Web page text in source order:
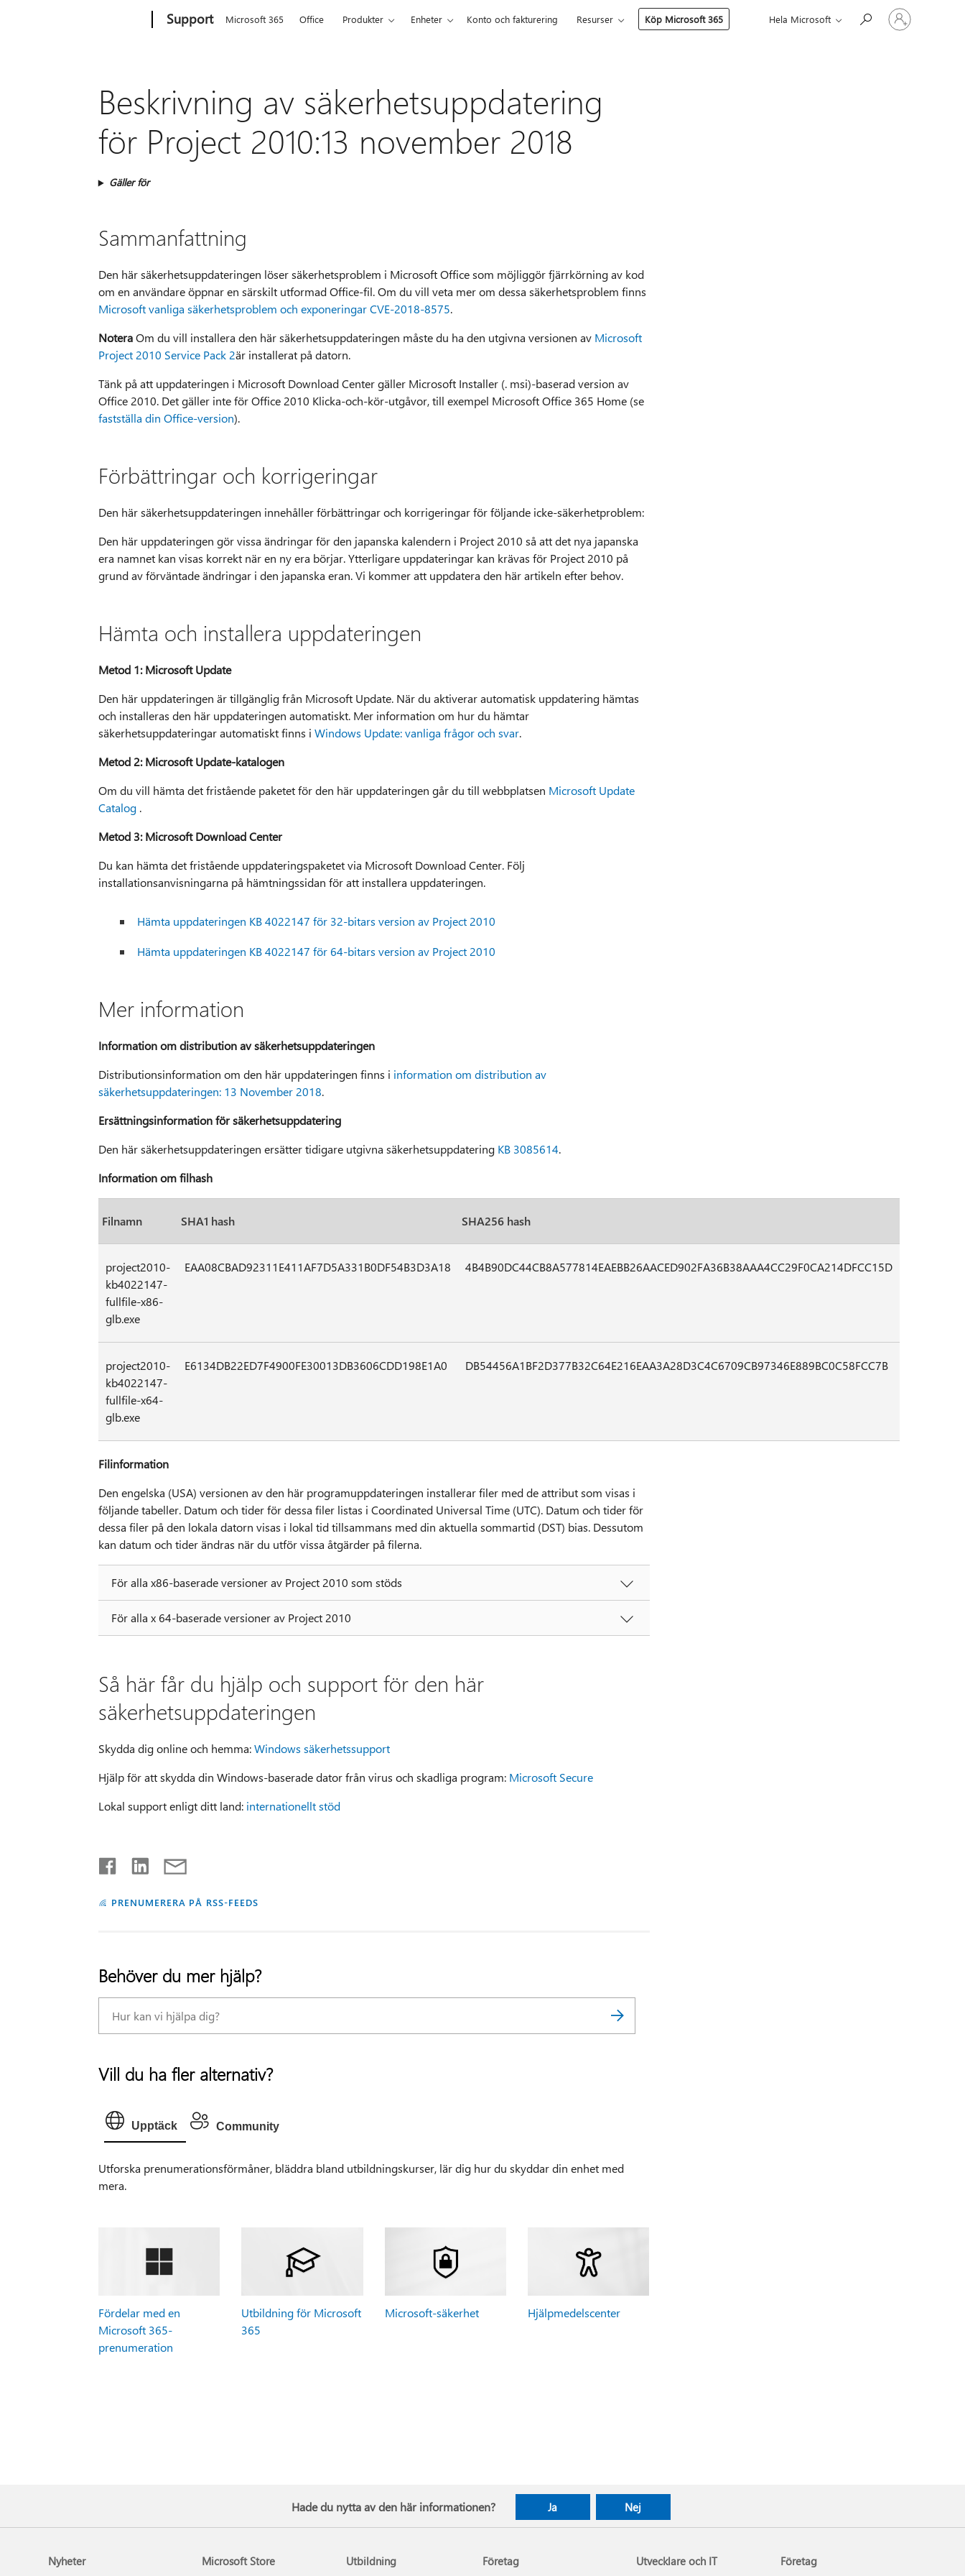
Support Microsoft 365 Office Produkter Enheter Konto och fakturering Resurser Köp Microsoft 365 Hela Microsoft
Logga
in
Beskrivning av säkerhetsuppdatering
för Project 2010:13 november 2018
Gäller för
Sammanfattning
Den här säkerhetsuppdateringen löser säkerhetsproblem i Microsoft Office som möjliggör fjärrkörning av kod
om en användare öppnar en särskilt utformad Office-fil. Om du vill veta mer om dessa säkerhetsproblem finns
Microsoft vanliga säkerhetsproblem och exponeringar CVE-2018-8575.
NoteraOm du vill installera den här säkerhetsuppdateringen måste du ha den utgivna versionen av Microsoft
Project 2010 Service Pack 2är installerat på datorn.
Tänk på att uppdateringen i Microsoft Download Center gäller Microsoft Installer (. msi)-baserad version av
Office 2010. Det gäller inte för Office 2010 Klicka-och-kör-utgåvor, till exempel Microsoft Office 365 Home (se
fastställa din Office-version).
Förbättringar och korrigeringar
Den här säkerhetsuppdateringen innehåller förbättringar och korrigeringar för följande icke-säkerhetproblem:
Den här uppdateringen gör vissa ändringar för den japanska kalendern i Project 2010 så att det nya japanska
era namnet kan visas korrekt när en ny era börjar. Ytterligare uppdateringar kan krävas för Project 2010 på
grund av förväntade ändringar i den japanska eran. Vi kommer att uppdatera den här artikeln efter behov.
Hämta och installera uppdateringen
Metod 1: Microsoft Update
Den här uppdateringen är tillgänglig från Microsoft Update. När du aktiverar automatisk uppdatering hämtas
och installeras den här uppdateringen automatiskt. Mer information om hur du hämtar
säkerhetsuppdateringar automatiskt finns i Windows Update: vanliga frågor och svar.
Metod 2: Microsoft Update-katalogen
Om du vill hämta det fristående paketet för den här uppdateringen går du till webbplatsen Microsoft Update
Catalog.
Metod 3: Microsoft Download Center
Du kan hämta det fristående uppdateringspaketet via Microsoft Download Center. Följ
installationsanvisningarna på hämtningssidan för att installera uppdateringen.
Hämta uppdateringen KB 4022147 för 32-bitars version av Project 2010
Hämta uppdateringen KB 4022147 för 64-bitars version av Project 2010
Mer information
Information om distribution av säkerhetsuppdateringen
Distributionsinformation om den här uppdateringen finns i information om distribution av
säkerhetsuppdateringen: 13 November 2018.
Ersättningsinformation för säkerhetsuppdatering
Den här säkerhetsuppdateringen ersätter tidigare utgivna säkerhetsuppdatering KB 3085614.
Information om filhash
Filnamn SHA1 hash SHA256 hash
project2010-
kb4022147-
fullfile-x86-
glb.exe
EAA08CBAD92311E411AF7D5A331B0DF54B3D3A18 4B4B90DC44CB8A577814EAEBB26AACED902FA36B38AAA4CC29F0CA214DFCC15D
project2010-
kb4022147-
fullfile-x64-
glb.exe
E6134DB22ED7F4900FE30013DB3606CDD198E1A0 DB54456A1BF2D377B32C64E216EAA3A28D3C4C6709CB97346E889BC0C58FCC7B
Filinformation
Den engelska (USA) versionen av den här programuppdateringen installerar filer med de attribut som visas i
följande tabeller. Datum och tider för dessa filer listas i Coordinated Universal Time (UTC). Datum och tider för
dessa filer på den lokala datorn visas i lokal tid tillsammans med din aktuella sommartid (DST) bias. Dessutom
kan datum och tider ändras när du utför vissa åtgärder på filerna.
För alla x86-baserade versioner av Project 2010 som stöds
För alla x 64-baserade versioner av Project 2010
Så här får du hjälp och support för den här
säkerhetsuppdateringen
Skydda dig online och hemma:Windows säkerhetssupport
Hjälp för att skydda din Windows-baserade dator från virus och skadliga program: Microsoft Secure
Lokal support enligt ditt land: internationellt stöd
PRENUMERERA PÅ RSS-FEEDS
Behöver du mer hjälp?
Vill du ha fler alternativ?
Upptäck Community
Utforska prenumerationsförmåner, bläddra bland utbildningskurser, lär dig hur du skyddar din enhet med
mera.
Fördelar med en
Microsoft 365-
prenumeration
Utbildning för Microsoft
365
Microsoft-säkerhet Hjälpmedelscenter
Hade du nytta av den här informationen? Ja Nej
Nyheter Microsoft Store Utbildning Företag Utvecklare och IT Företag